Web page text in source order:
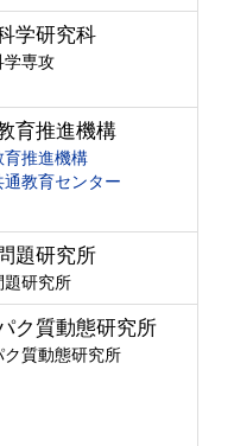
学研究科
学専攻
育推進機構
育推進機構
通教育センター
題研究所
題研究所
ク質動態研究所
ク質動態研究所